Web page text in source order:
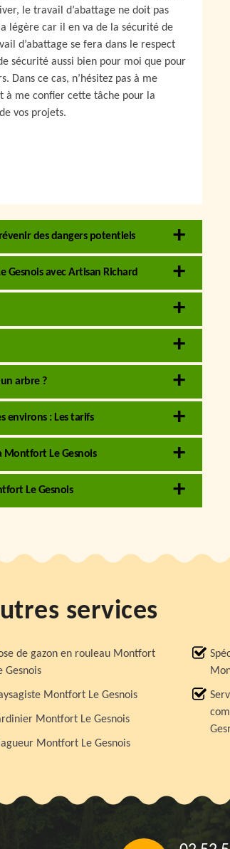
le travail d’abattage ne doit pas
légère car il en va de la sécurité de
d’abattage se fera dans le respect
sécurité aussi bien pour moi que pour
Dans ce cas, n’hésitez pas à me
à me confier cette tâche pour la
vos projets.
des dangers potentiels
avec Artisan Richard
arbre ?
environs : Les tarifs
Montfort Le Gesnois
Le Gesnois
services
de gazon en rouleau Montfort
Gesnois
Montfort Le Gesnois
Montfort Le Gesnois
Montfort Le Gesnois